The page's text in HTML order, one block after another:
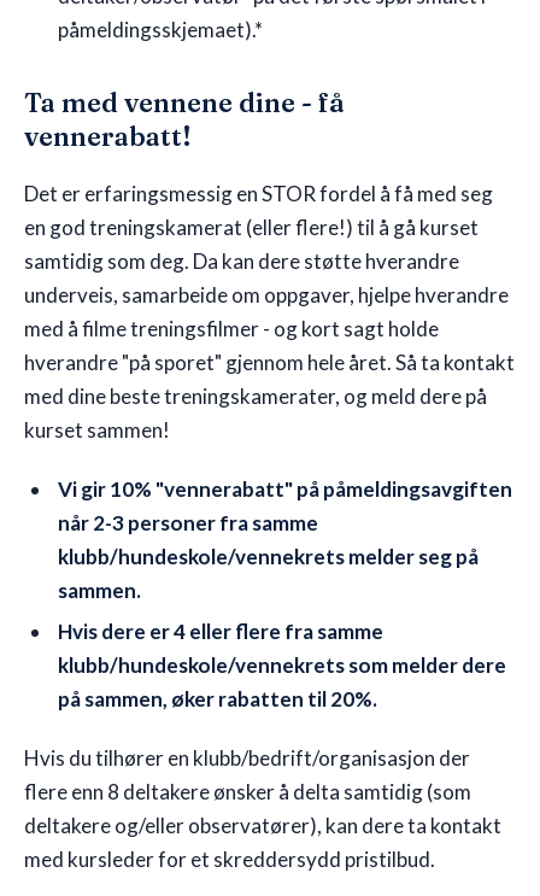
påmeldingsskjemaet).*
Ta med vennene dine - få
vennerabatt!
Det er erfaringsmessig en STOR fordel å få med seg
en god treningskamerat (eller flere!) til å gå kurset
samtidig som deg. Da kan dere støtte hverandre
underveis, samarbeide om oppgaver, hjelpe hverandre
med å filme treningsfilmer - og kort sagt holde
hverandre "på sporet" gjennom hele året. Så ta kontakt
med dine beste treningskamerater, og meld dere på
kurset sammen!
Vi gir 10% "vennerabatt" på påmeldingsavgiften
når 2-3 personer fra samme
klubb/hundeskole/vennekrets melder seg på
sammen.
Hvis dere er 4 eller flere fra samme
klubb/hundeskole/vennekrets som melder dere
på sammen, øker rabatten til 20%.
Hvis du tilhører en klubb/bedrift/organisasjon der
flere enn 8 deltakere ønsker å delta samtidig (som
deltakere og/eller observatører), kan dere ta kontakt
med kursleder for et skreddersydd pristilbud.